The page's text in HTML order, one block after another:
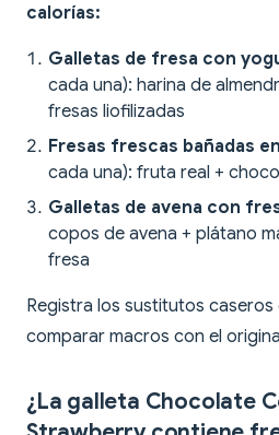
calorías:
Galletas de fresa con
cada una): harina de
fresas liofilizadas
Fresas frescas bañadas
cada una): fruta real +
Galletas de avena con
copos de avena + plátano
fresa
Registra los sustitutos caseros
comparar macros con el
¿La galleta Chocolate